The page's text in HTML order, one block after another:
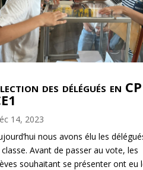
des délégués en
14, 2023
nous avons élu les
Avant de passer au vote, les
souhaitant se présenter ont eu